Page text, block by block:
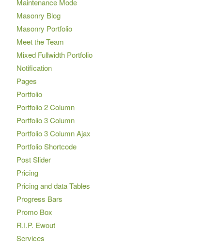
Maintenance Mode
Masonry Blog
Masonry Portfolio
Meet the Team
Mixed Fullwidth Portfolio
Notification
Pages
Portfolio
Portfolio 2 Column
Portfolio 3 Column
Portfolio 3 Column Ajax
Portfolio Shortcode
Post Slider
Pricing
Pricing and data Tables
Progress Bars
Promo Box
R.I.P. Ewout
Services